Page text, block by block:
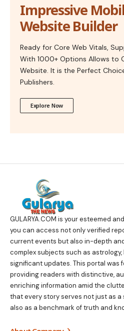
Impressive
Website Builder
Ready for Core Web Vitals,
With 1000+ Options Allows to
Website. It is the Perfect
Publishers.
Explore Now
GULARYA.COM is your esteemed
you can access not only verified
current events but also in-depth
complex subjects such as
significant updates. This portal was
providing readers with distinctive,
enriching information amid the
that every story serves not just as
also as a benchmark of truth and